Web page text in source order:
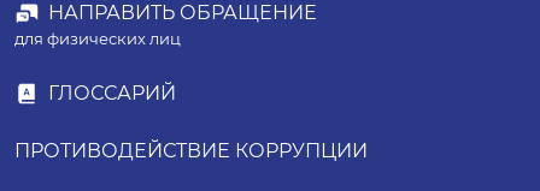
НАПРАВИТЬ ОБРАЩЕНИЕ
для физических лиц
ГЛОССАРИЙ
ПРОТИВОДЕЙСТВИЕ КОРРУПЦИИ